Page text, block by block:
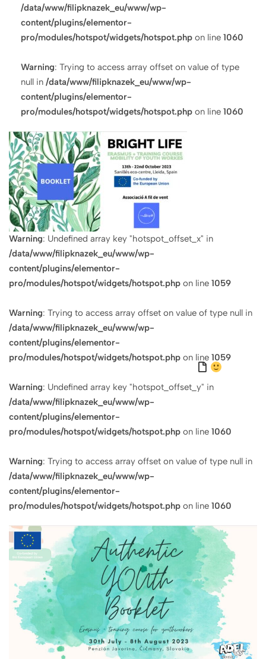
/data/www/filipknazek_eu/www/wp-
content/plugins/elementor-
pro/modules/hotspot/widgets/hotspot.php on line 1060
Warning: Trying to access array offset on value of type
null in /data/www/filipknazek_eu/www/wp-
content/plugins/elementor-
pro/modules/hotspot/widgets/hotspot.php on line 1060
Warning: Undefined array key "hotspot_offset_x" in
/data/www/filipknazek_eu/www/wp-
content/plugins/elementor-
pro/modules/hotspot/widgets/hotspot.php on line 1059
Warning: Trying to access array offset on value of type null in
/data/www/filipknazek_eu/www/wp-
content/plugins/elementor-
pro/modules/hotspot/widgets/hotspot.php on line 1059
Warning: Undefined array key "hotspot_offset_y" in
/data/www/filipknazek_eu/www/wp-
content/plugins/elementor-
pro/modules/hotspot/widgets/hotspot.php on line 1060
Warning: Trying to access array offset on value of type null in
/data/www/filipknazek_eu/www/wp-
content/plugins/elementor-
pro/modules/hotspot/widgets/hotspot.php on line 1060